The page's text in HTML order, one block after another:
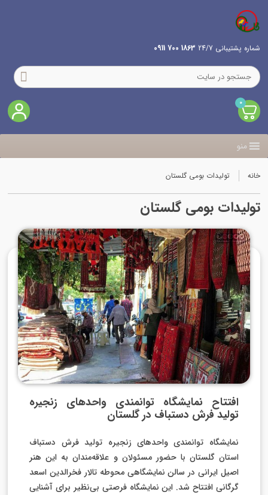
شماره پشتیبانی 24/7 1863 700 0911
0
منو
خانه تولیدات بومی گلستان
تولیدات بومی گلستان
افتتاح نمایشگاه توانمندی واحدهای زنجیره
تولید فرش دستباف در گلستان
نمایشگاه توانمندی واحدهای زنجیره تولید فرش دستباف
استان گلستان با حضور مسئولان و علاقه‌مندان به این هنر
اصیل ایرانی در سالن نمایشگاهی محوطه تالار فخرالدین اسعد
گرگانی افتتاح شد. این نمایشگاه فرصتی بی‌نظیر برای آشنایی